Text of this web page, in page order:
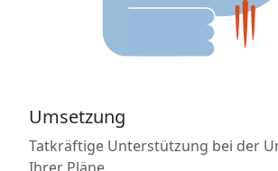
Umsetzung
Tatkräftige Unterstützung bei der